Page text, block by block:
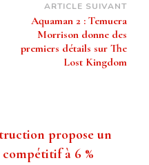
ARTICLE SUIVANT
Aquaman 2 : Temuera
Morrison donne des
premiers détails sur The
Lost Kingdom
propose un
à 6 %